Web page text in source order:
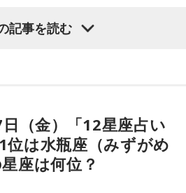
長選があると保守分裂になってし
ドンは保守分裂の中で育つんです
についての解説が続いた。
「笑いは武器になる」と実感。
ものの、感激のあまり「文法はめ
ったもんだから、ただただ引きつ
時を振り返り、苦笑いを見せまし
の小山薫堂、ゴリさん、宇賀なつ
那覇市生まれ。沖縄の本土復帰か
“復帰っ子”です。1995年に中学時
とガレッジセールを結成し、バラ
めました。2006年からは映画監督
の映画「洗骨」はモスクワ国際映
記事を読む
（金）「12星座占い
位は水瓶座（みずがめ
座は何位？